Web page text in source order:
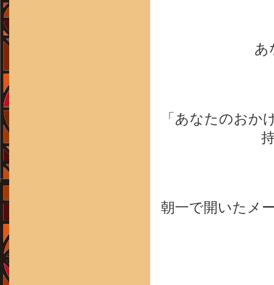
あ
「あなたのおか
朝一で開いたメ